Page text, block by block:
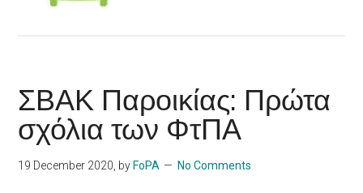
ΣΒΑΚ Παροικίας: Πρώτα
σχόλια των ΦτΠΑ
19 December 2020, by FoPA No Comments